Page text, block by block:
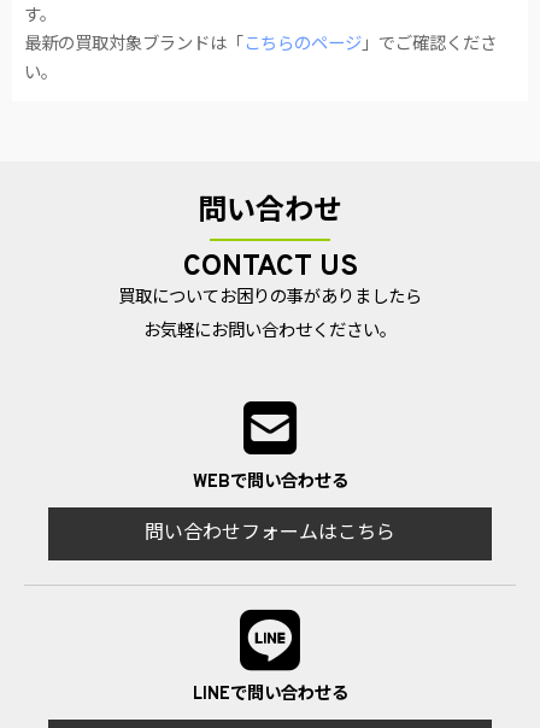
す。
最新の買取対象ブランドは「 こちらのページ」でご確認くださ
い。
問い合わせ
CONTACT US
買取についてお困りの事がありましたら
お気軽にお問い合わせください。
WEBで問い合わせる
問い合わせフォームはこちら
LINEで問い合わせる